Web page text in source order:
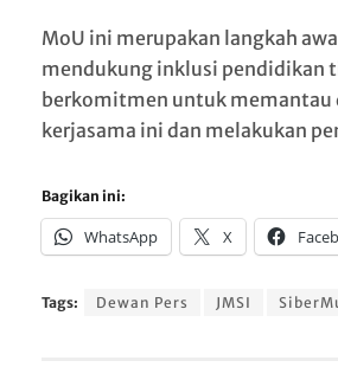
MoU ini merupakan langkah
mendukung inklusi pendidikan
berkomitmen untuk memantau
kerjasama ini dan melakukan
Bagikan ini:
WhatsApp X
Tags: Dewan Pers JMSI